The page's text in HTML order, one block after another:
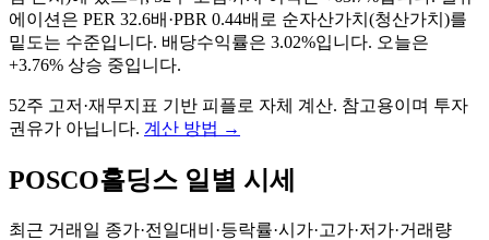
에이션은 PER 32.6배·PBR 0.44배로 순자산가치(청산가치)를
밑도는 수준입니다. 배당수익률은 3.02%입니다. 오늘은
+3.76% 상승 중입니다.
52주 고저·재무지표 기반 피플로 자체 계산. 참고용이며 투자
권유가 아닙니다. 계산 방법 →
POSCO홀딩스 일별 시세
최근 거래일 종가·전일대비·등락률·시가·고가·저가·거래량